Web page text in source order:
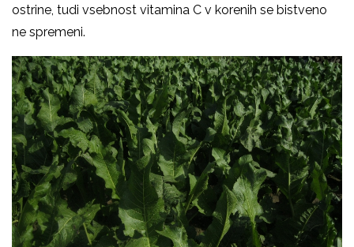
ostrine, tudi vsebnost vitamina C v korenih se bistveno
ne spremeni.